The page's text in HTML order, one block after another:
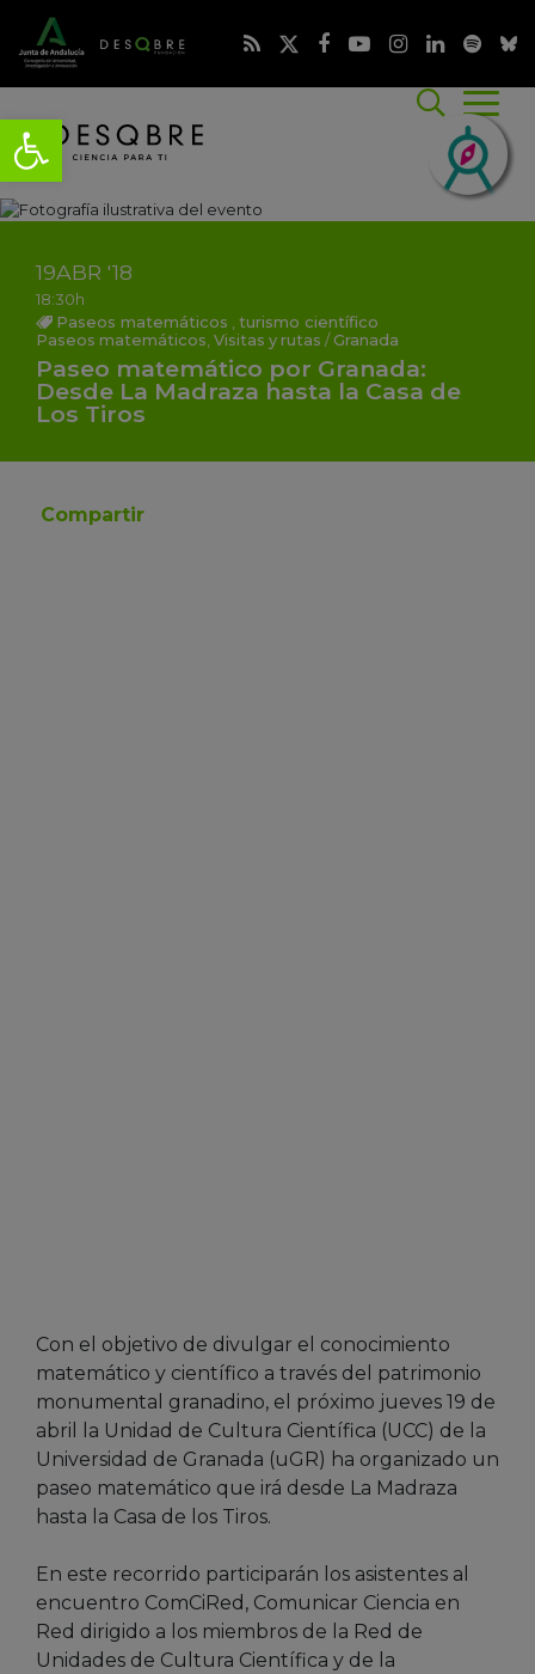
19ABR '18
18:30h
Paseos matemáticos ,turismo científico
Paseos matemáticos, Visitas y rutas / Granada
Paseo matemático por Granada:
Desde La Madraza hasta la Casa de
Los Tiros
Compartir
Con el objetivo de divulgar el conocimiento
matemático y científico a través del patrimonio
monumental granadino, el próximo jueves 19 de
abril la Unidad de Cultura Científica (UCC) de la
Universidad de Granada (uGR) ha organizado un
paseo matemático que irá desde La Madraza
hasta la Casa de los Tiros.
En este recorrido participarán los asistentes al
encuentro ComCiRed, Comunicar Ciencia en
Red dirigido a los miembros de la Red de
Unidades de Cultura Científica y de la